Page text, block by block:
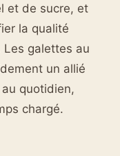
et de sucre, et
la qualité
galettes au
un allié
quotidien,
chargé.